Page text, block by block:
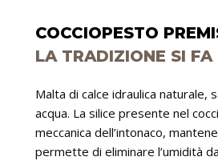
COCCIOPESTO
LA TRADIZIONE SI
Malta di calce idraulica naturale,
acqua. La silice presente nel
meccanica dell’intonaco,
permette di eliminare l’umidità